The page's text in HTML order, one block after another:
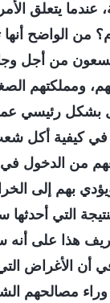
عندما يتعلق
من الواضح
يسعون من أجل
ومملكتهم
رئيسي
في كيفية أكل
من الدخول
بهم إلى
التي
هذا على
أن الأغراض
مصالحهم